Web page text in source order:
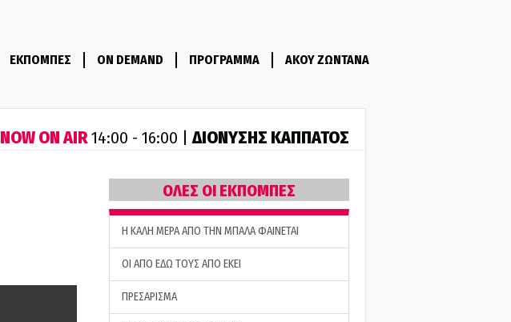
ΕΚΠΟΜΠΕΣ ON DEMAND ΠΡΟΓΡΑΜΜΑ ΑΚΟΥ ΖΩΝΤΑΝΑ
NOW ON AIR14:00 - 16:00 |ΔΙΟΝΥΣΗΣ ΚΑΠΠΑΤΟΣ
ΟΛΕΣ ΟΙ ΕΚΠΟΜΠΕΣ
H ΚΑΛΗ ΜΕΡΑ ΑΠΟ ΤΗΝ ΜΠΑΛΑ ΦΑΙΝΕΤΑΙ
ΟΙ ΑΠΟ ΕΔΩ ΤΟΥΣ ΑΠΟ ΕΚΕΙ
ΠΡΕΣΑΡΙΣΜΑ